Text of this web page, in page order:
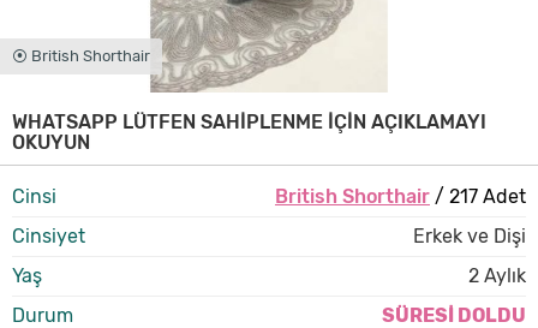
⦿ British Shorthair
WHATSAPP LÜTFEN SAHİPLENME İÇİN AÇIKLAMAYI
OKUYUN
Cinsi British Shorthair/ 217 Adet
Cinsiyet
Erkek ve Dişi
Yaş
2 Aylık
Durum
SÜRESİ DOLDU